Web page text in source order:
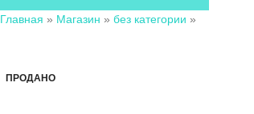
Главная » Магазин » без категории »
ПРОДАНО